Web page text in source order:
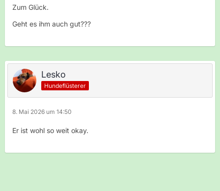
Zum Glück.
Geht es ihm auch gut???
Lesko
Hundeflüsterer
8. Mai 2026 um 14:50
Er ist wohl so weit okay.